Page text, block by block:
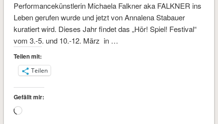
Performancekünstlerin Michaela Falkner aka FALKNER ins
Leben gerufen wurde und jetzt von Annalena Stabauer
kuratiert wird. Dieses Jahr findet das „Hör! Spiel! Festival“
vom 3.-5. und 10.-12. März in …
Teilen mit:
Teilen
Gefällt mir:
Wird